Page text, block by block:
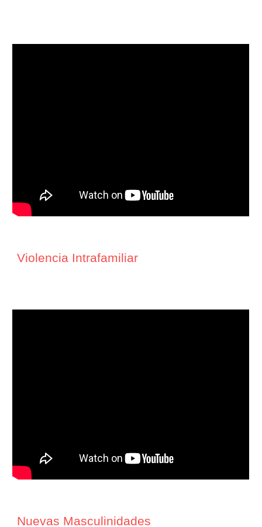
Violencia Intrafamiliar
Nuevas Masculinidades